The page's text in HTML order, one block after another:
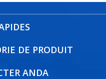
DE PRODUIT
ANDA